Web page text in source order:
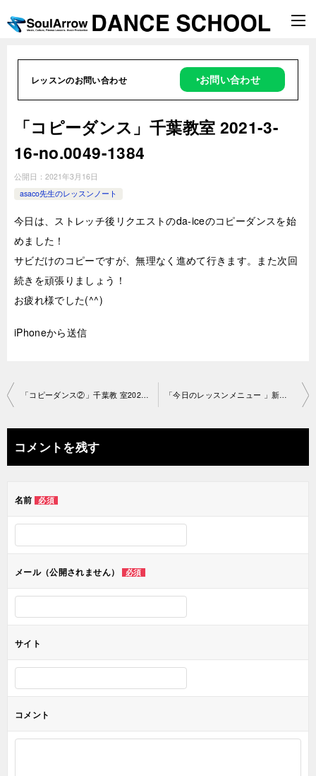
レッスンのお問い合わせ ‣お問い合わせ
「コピーダンス」千葉教室 2021-3-
16-no.0049-1384
公開日： 2021年3月16日
asaco先生のレッスンノート
今日は、ストレッチ後リクエストのda-iceのコピーダンスを始
めました！
サビだけのコピーですが、無理なく進めて行きます。また次回
続きを頑張りましょう！
お疲れ様でした(^^)
iPhoneから送信
投
ナ
ビ
ー
ン
「コピーダンス②」千葉教 室2021-3-15-no.0049-1442 「今日のレッスンメニュー 」新宿教室2021-3-18-no.0049-1487
コメントを残す
名前 必須
メール（公開されません） 必須
サイト
コメント